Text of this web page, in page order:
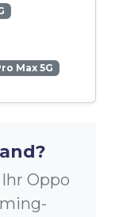
Max 5G
Oppo